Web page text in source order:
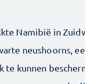
Namibië in
neushoorns,
te kunnen